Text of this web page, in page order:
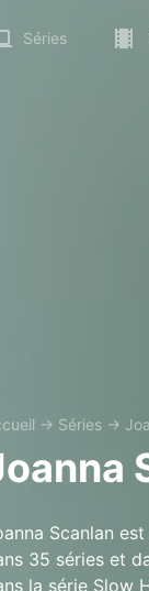
Séries
→ Séries →
Scanlan
35 séries et
la série Slow